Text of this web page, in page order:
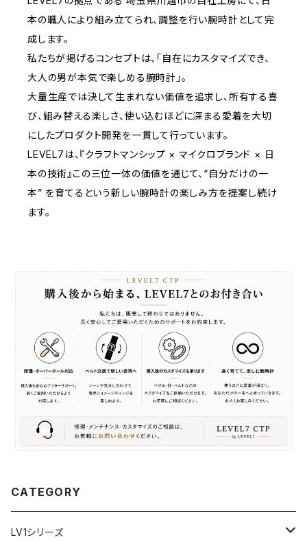
本の職人により組み立てられ、調整を行い腕時計として完
成します。
私たちが掲げるコンセプトは、「自在にカスタマイズでき、
大人の男が本気で楽しめる腕時計」。
大量生産では決して生まれない価値を追求し、所有する喜
び、組み替える楽しさ、使い込むほどに深まる愛着を大切
にしたプロダクト開発を一貫して行っています。
LEVEL7は、『クラフトマンシップ × マイクロブランド × 日
本の技術』この三位一体の価値を通じて、“自分だけの一
本” を育てるという新しい腕時計の楽しみ方を提案し続け
ます。
CATEGORY
LV1シリーズ